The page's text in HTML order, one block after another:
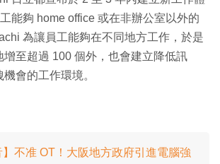
能夠 home office 或在非辦公室以外的
為讓員工能夠在不同地方工作，於是
增至超過 100 個外，也會建立降低訊
會的工作環境。
】不准 OT！大阪地方政府引進電腦強